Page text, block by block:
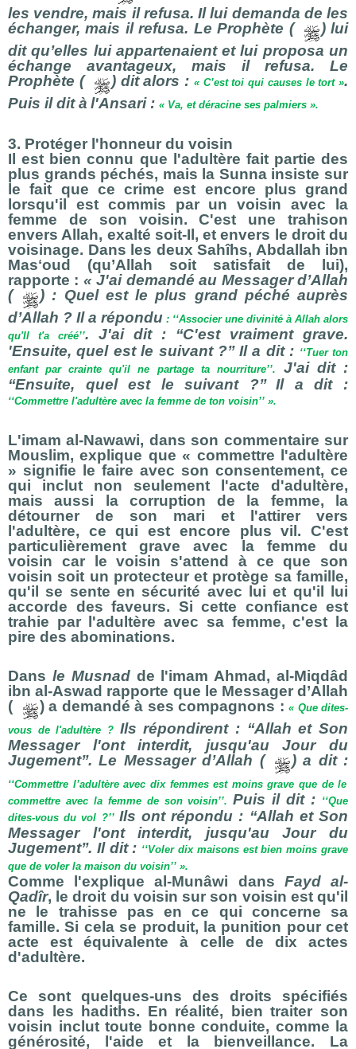
les vendre, mais il refusa. Il lui demanda de les
échanger, mais il refusa. Le Prophète (
) lui
dit qu’elles lui appartenaient et lui proposa un
échange avantageux, mais il refusa. Le
Prophète (
) dit alors : « C’est toi qui causes le tort ».
Puis il dit à l'Ansari : « Va, et déracine ses palmiers ».
3. Protéger l'honneur du voisin
Il est bien connu que l'adultère fait partie des
plus grands péchés, mais la Sunna insiste sur
le fait que ce crime est encore plus grand
lorsqu'il est commis par un voisin avec la
femme de son voisin. C'est une trahison
envers Allah, exalté soit-Il, et envers le droit du
voisinage. Dans les deux Sahîhs, Abdallah ibn
Masʻoud (qu’Allah soit satisfait de lui),
rapporte : « J'ai demandé au Messager d’Allah
(
) : Quel est le plus grand péché auprès
d’Allah ? Il a répondu : ‘‘Associer une divinité à Allah alors
qu'Il t'a créé’’. J'ai dit : ‘‘C'est vraiment grave.
'Ensuite, quel est le suivant ?’’ Il a dit : ‘‘Tuer ton
enfant par crainte qu'il ne partage ta nourriture’’.
J'ai dit :
‘‘Ensuite, quel est le suivant ?’’ Il a dit :
‘‘Commettre l'adultère avec la femme de ton voisin’’ ».
L'imam al-Nawawi, dans son commentaire sur
Mouslim, explique que « commettre l'adultère
» signifie le faire avec son consentement, ce
qui inclut non seulement l'acte d'adultère,
mais aussi la corruption de la femme, la
détourner de son mari et l'attirer vers
l'adultère, ce qui est encore plus vil. C'est
particulièrement grave avec la femme du
voisin car le voisin s'attend à ce que son
voisin soit un protecteur et protège sa famille,
qu'il se sente en sécurité avec lui et qu'il lui
accorde des faveurs. Si cette confiance est
trahie par l'adultère avec sa femme, c'est la
pire des abominations.
Dans le Musnadde l'imam Ahmad, al-Miqdâd
ibn al-Aswad rapporte que le Messager d’Allah
(
) a demandé à ses compagnons :« Que dites-
vous de l'adultère ? Ils répondirent : ‘‘Allah et Son
Messager l'ont interdit, jusqu'au Jour du
Jugement’’. Le Messager d’Allah (
) a dit :
‘‘Commettre l’adultère avec dix femmes est moins grave que de le
commettre avec la femme de son voisin’’.Puis il dit : ‘‘Que
dites-vous du vol ?’’ Ils ont répondu : ‘‘Allah et Son
Messager l'ont interdit, jusqu'au Jour du
Jugement’’. Il dit : ‘‘Voler dix maisons est bien moins grave
que de voler la maison du voisin’’ ».
Comme l'explique al-Munâwi dans Fayd al-
Qadîr, le droit du voisin sur son voisin est qu'il
ne le trahisse pas en ce qui concerne sa
famille. Si cela se produit, la punition pour cet
acte est équivalente à celle de dix actes
d'adultère.
Ce sont quelques-uns des droits spécifiés
dans les hadiths. En réalité, bien traiter son
voisin inclut toute bonne conduite, comme la
générosité, l'aide et la bienveillance. La